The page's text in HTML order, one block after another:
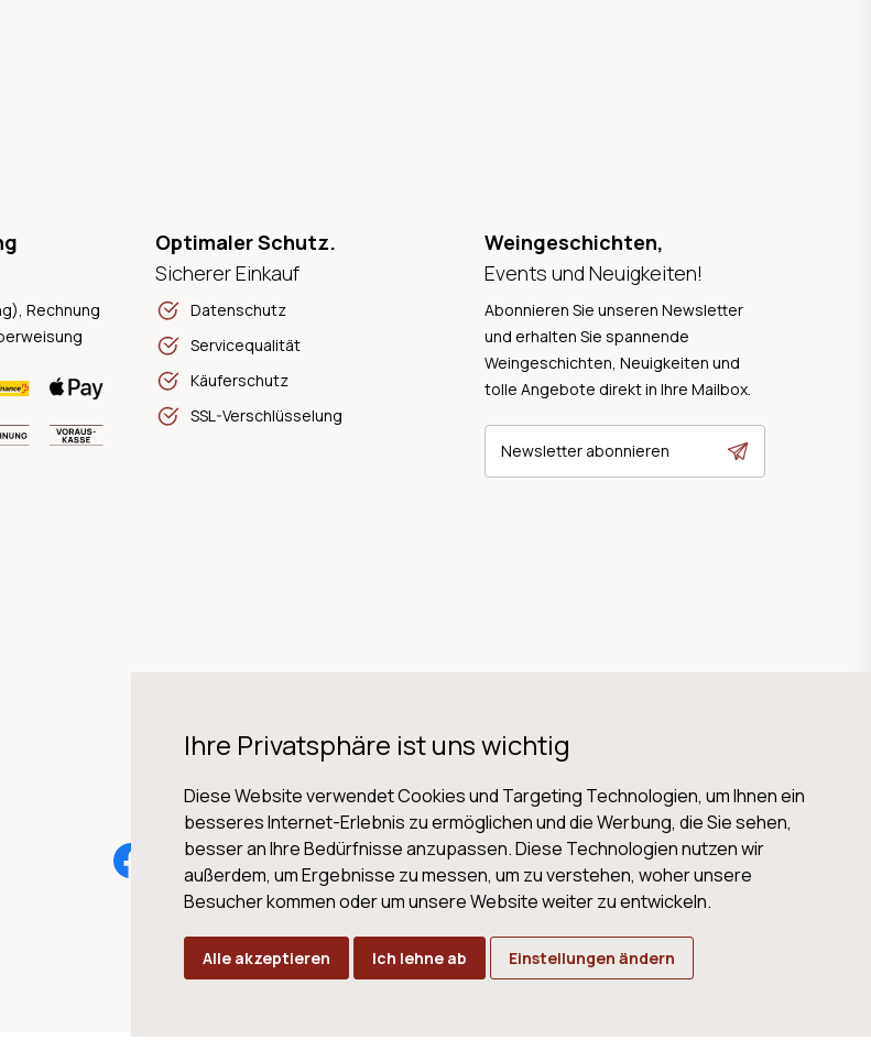
Ihre Privatsphäre ist uns wichtig
Diese Website verwendet Cookies und Targeting Technologien, um Ihnen ein
besseres Internet-Erlebnis zu ermöglichen und die Werbung, die Sie sehen,
besser an Ihre Bedürfnisse anzupassen. Diese Technologien nutzen wir
außerdem, um Ergebnisse zu messen, um zu verstehen, woher unsere
Besucher kommen oder um unsere Website weiter zu entwickeln.
Alle akzeptieren Ich lehne ab Einstellungen ändern
Rechnung
Optimaler Schutz.
Sicherer Einkauf
Datenschutz
Servicequalität
Käuferschutz
SSL-Verschlüsselung
Weingeschichten,
Events und Neuigkeiten!
Abonnieren Sie unseren Newsletter
und erhalten Sie spannende
Weingeschichten, Neuigkeiten und
tolle Angebote direkt in Ihre Mailbox.
Newsletter abonnieren
AGB Datenschutz Impressum Cookies